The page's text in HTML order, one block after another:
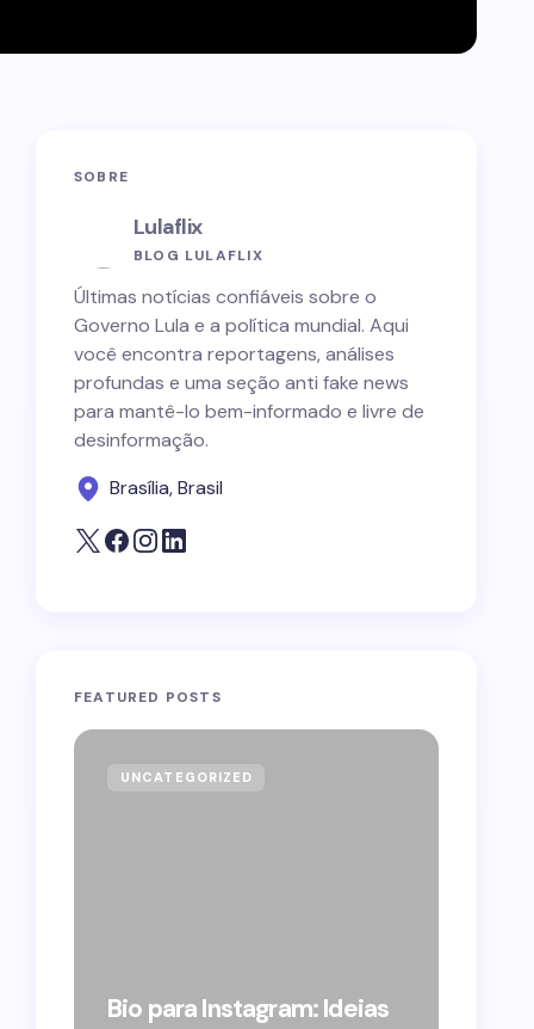
SOBRE
Lulaflix
BLOG LULAFLIX
Últimas notícias confiáveis sobre o
Governo Lula e a política mundial. Aqui
você encontra reportagens, análises
profundas e uma seção anti fake news
para mantê-lo bem-informado e livre de
desinformação.
Brasília, Brasil
FEATURED POSTS
UNCATEGORIZED
Bio para Instagram: Ideias